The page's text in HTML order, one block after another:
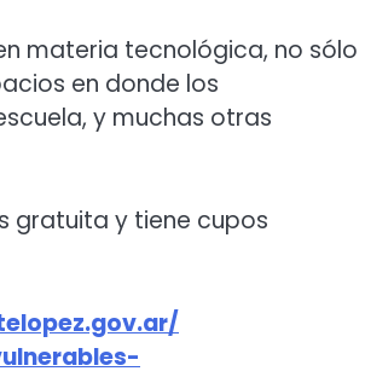
materia tecnológica, no sólo
en donde los
y muchas otras
gratuita y tiene cupos